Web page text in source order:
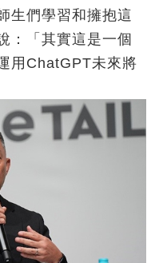
生們學習和擁抱這
：「其實這是一個
用ChatGPT未來將